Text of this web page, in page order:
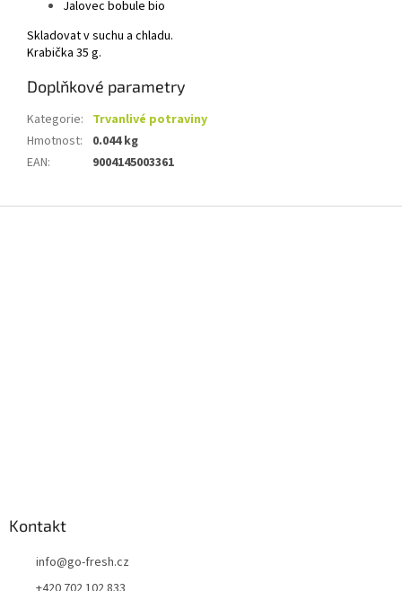
Jalovec bobule bio
Skladovat v suchu a chladu.
Krabička 35 g.
Doplňkové parametry
Kategorie: Trvanlivé potraviny
Hmotnost:
0.044 kg
EAN: 9004145003361
Kontakt
info@go-fresh.cz